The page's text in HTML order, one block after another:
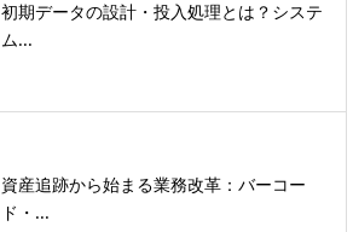
初期データの設計・投入処理とは？システ
ム...
資産追跡から始まる業務改革：バーコー
ド・...